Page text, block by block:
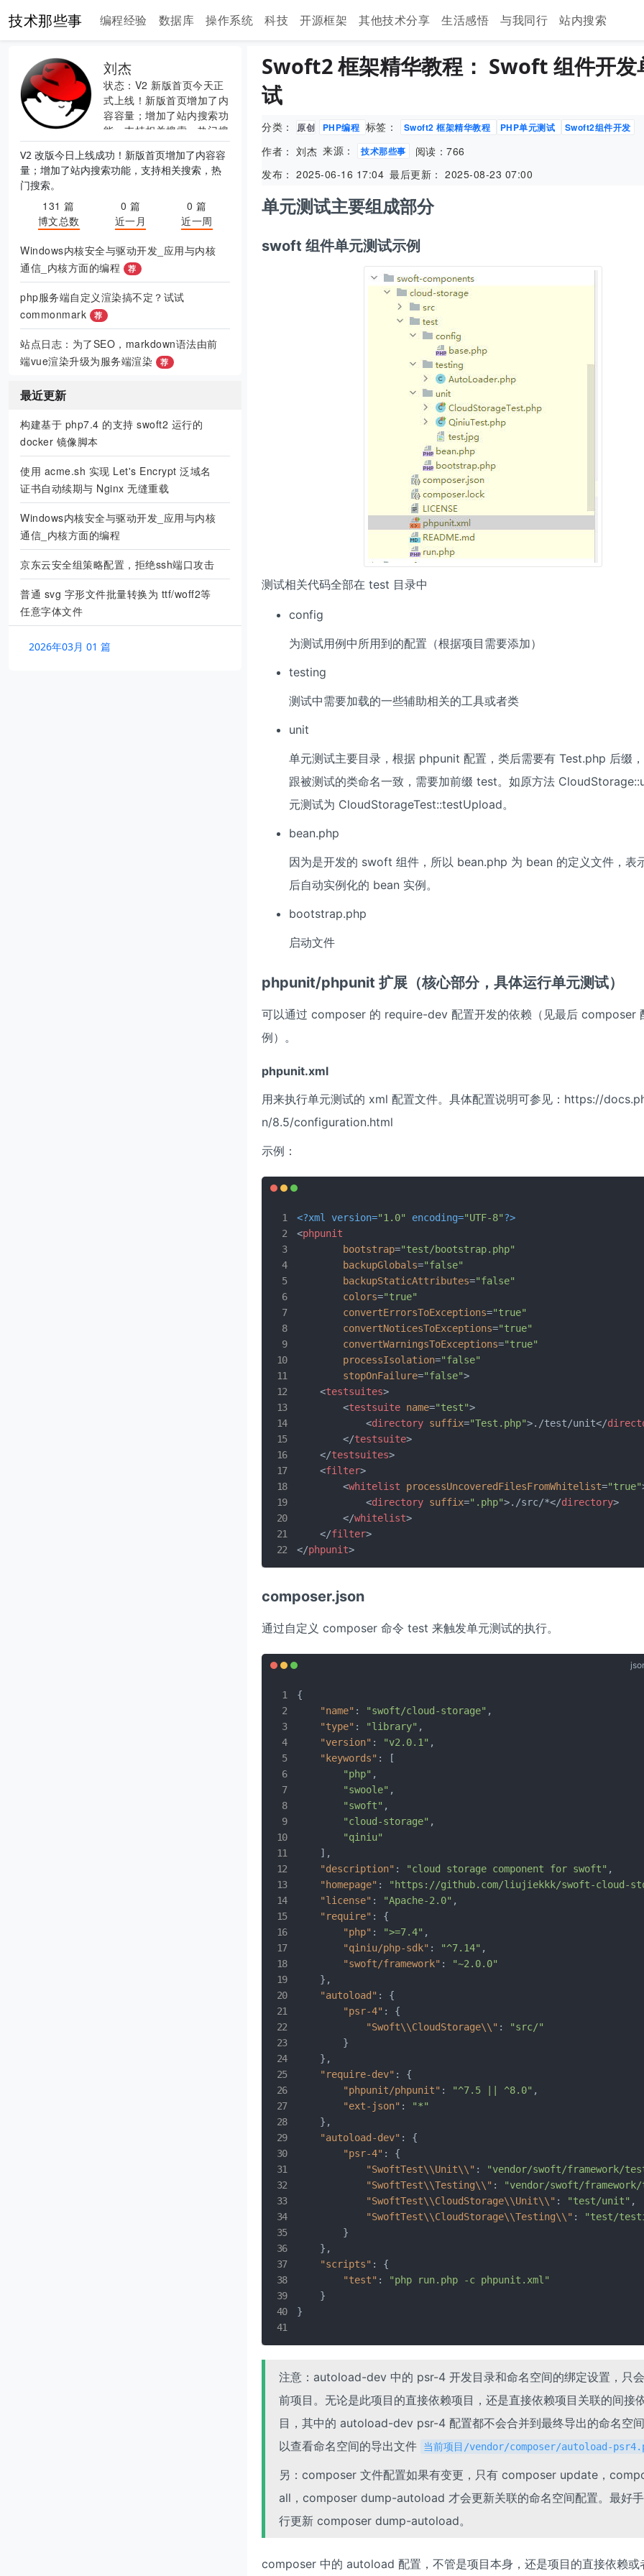
技术那些事 编程经验 数据库 操作系统 科技 开源框架 其他技术分享 生活感悟 与我同行 站内搜索
刘杰
状态：V2 新版首页今天正
式上线！新版首页增加了内
容容量；增加了站内搜索功
能，支持相关搜索，热门搜
索。
V2 改版今日上线成功！新版首页增加了内容容
量；增加了站内搜索功能，支持相关搜索，热
门搜索。
131 篇
博文总数
0 篇
近一月
0 篇
近一周
Windows内核安全与驱动开发_应用与内核
通信_内核方面的编程
荐
php服务端自定义渲染搞不定？试试
commonmark
荐
站点日志：为了SEO，markdown语法由前
端vue渲染升级为服务端渲染
荐
最近更新
构建基于 php7.4 的支持 swoft2 运行的
docker 镜像脚本
使用 acme.sh 实现 Let's Encrypt 泛域名
证书自动续期与 Nginx 无缝重载
Windows内核安全与驱动开发_应用与内核
通信_内核方面的编程
京东云安全组策略配置，拒绝ssh端口攻击
普通 svg 字形文件批量转换为 ttf/woff2等
任意字体文件
2026年03月 01 篇
Swoft2 框架精华教程： Swoft 组件开发
试
分类： 原创 PHP编程 标签： Swoft2 框架精华教程 PHP单元测试 Swoft2组件开发
作者： 刘杰 来源： 技术那些事
阅读：766
发布： 2025-06-16 17:04 最后更新： 2025-08-23 07:00
单元测试主要组成部分
swoft 组件单元测试示例
测试相关代码全部在 test 目录中
config
为测试用例中所用到的配置（根据项目需要添加）
testing
测试中需要加载的一些辅助相关的工具或者类
unit
单元测试主要目录，根据 phpunit 配置，类后需要有 Test.php 后缀
跟被测试的类命名一致，需要加前缀 test。如原方法
元测试为 CloudStorageTest::testUpload。
bean.php
因为是开发的 swoft 组件，所以 bean.php 为 bean 的定义文件，表
后自动实例化的 bean 实例。
bootstrap.php
启动文件
phpunit/phpunit 扩展（核心部分，具体运行单元测试）
可以通过 composer 的 require-dev 配置开发的依赖（见最后 composer
例）。
phpunit.xml
用来执行单元测试的 xml 配置文件。具体配置说明可参见：https://
n/8.5/configuration.html
示例：
<?xml version="1.0" encoding="UTF-8"?>
<phpunit
bootstrap="test/bootstrap.php"
backupGlobals="false"
backupStaticAttributes="false"
colors="true"
convertErrorsToExceptions="true"
convertNoticesToExceptions="true"
convertWarningsToExceptions="true"
processIsolation="false"
stopOnFailure="false">
<testsuites>
<testsuite name="test">
<directory suffix="Test.php">./test/unit</
</testsuite>
</testsuites>
<filter>
<whitelist processUncoveredFilesFromWhitelist="true"
<directory suffix=".php">./src/*</directory>
</whitelist>
</filter>
</phpunit>
composer.json
通过自定义 composer 命令 test 来触发单元测试的执行。
{
"name" : "swoft/cloud-storage" ,
"type" : "library" ,
"version" : "v2.0.1" ,
"keywords" :
[
"php" ,
"swoole" ,
"swoft" ,
"cloud-storage" ,
"qiniu"
] ,
"description" : "cloud storage component for swoft" ,
"homepage" : "https://github.com/liujiekkk/swoft-cloud-
"license" : "Apache-2.0" ,
"require" :
{
"php" : ">=7.4" ,
"qiniu/php-sdk" : "^7.14" ,
"swoft/framework" :
"~2.0.0"
} ,
"autoload" :
{
"psr-4" :
{
"Swoft\\CloudStorage\\" :
"src/"
}
} ,
"require-dev" :
{
"phpunit/phpunit" : "^7.5 || ^8.0" ,
"ext-json" :
"*"
} ,
"autoload-dev" :
{
"psr-4" :
{
"SwoftTest\\Unit\\" : "vendor/swoft/framework/
"SwoftTest\\Testing\\" : "vendor/swoft/
"SwoftTest\\CloudStorage\\Unit\\" : "test/unit" ,
"SwoftTest\\CloudStorage\\Testing\\" :
"test/
}
} ,
"scripts" :
{
"test" :
"php run.php -c phpunit.xml"
}
}
注意：autoload-dev 中的 psr-4 开发目录和命名空间的绑定设置，只
前项目。无论是此项目的直接依赖项目，还是直接依赖项目关联的间接
目，其中的 autoload-dev psr-4 配置都不会合并到最终导出的命名空
以查看命名空间的导出文件
当前项目/vendor/composer/autoload-
另：composer 文件配置如果有变更，只有 composer update，
all，composer dump-autoload 才会更新关联的命名空间配置。最好
行更新 composer dump-autoload。
composer 中的 autoload 配置，不管是项目本身，还是项目的直接依赖或